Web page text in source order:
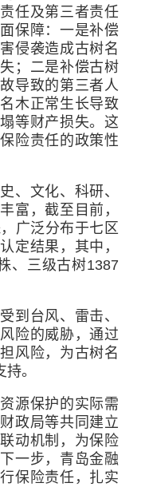
任及第三者责任
保障：一是补偿
侵袭造成古树名
；二是补偿古树
导致的第三者人
木正常生长导致
等财产损失。这
险责任的政策性
、文化、科研、
富，截至目前，
广泛分布于七区
定结果，其中，
、三级古树1387
到台风、雷击、
险的威胁，通过
风险，为古树名
。
源保护的实际需
政局等共同建立
动机制，为保险
一步，青岛金融
保险责任，扎实